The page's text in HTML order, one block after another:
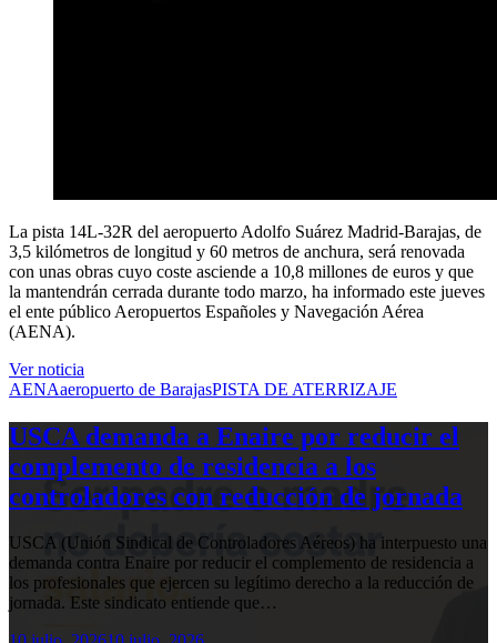
La pista 14L-32R del aeropuerto Adolfo Suárez Madrid-Barajas, de
3,5 kilómetros de longitud y 60 metros de anchura, será renovada
con unas obras cuyo coste asciende a 10,8 millones de euros y que
la mantendrán cerrada durante todo marzo, ha informado este jueves
el ente público Aeropuertos Españoles y Navegación Aérea
(AENA).
Ver noticia
AENAaeropuerto de BarajasPISTA DE ATERRIZAJE
USCA demanda a Enaire por reducir el
complemento de residencia a los
controladores con reducción de jornada
USCA (Unión Sindical de Controladores Aéreos) ha interpuesto una
demanda contra Enaire por reducir el complemento de residencia a
los profesionales que ejercen su legítimo derecho a la reducción de
jornada. Este sindicato entiende que…